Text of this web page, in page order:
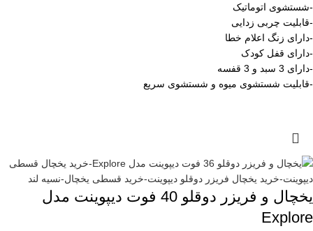
-شستشوی اتوماتیک
-قابلیت چربی زدایی
-دارای زنگ اعلام خطا
-دارای قفل کودک
-دارای 3 سبد و 3 قفسه
-قابلیت شستشوی میوه و شستشوی سریع
یخچال و فریزر دوقلو 40 فوت دیپوینت مدل
Explore